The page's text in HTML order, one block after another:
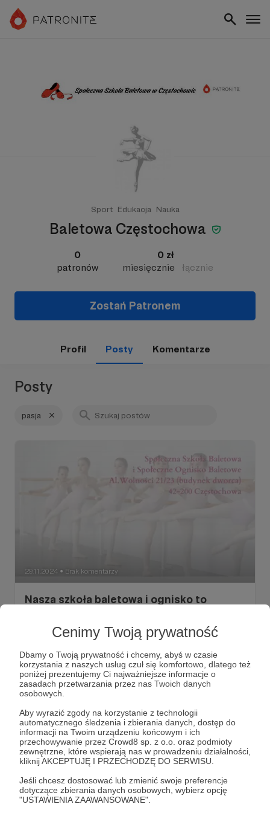
Cenimy Twoją prywatność
Dbamy o Twoją prywatność i chcemy, abyś w czasie
korzystania z naszych usług czuł się komfortowo, dlatego też
poniżej prezentujemy Ci najważniejsze informacje o
zasadach przetwarzania przez nas Twoich danych
osobowych.
Aby wyrazić zgody na korzystanie z technologii
automatycznego śledzenia i zbierania danych, dostęp do
informacji na Twoim urządzeniu końcowym i ich
przechowywanie przez Crowd8 sp. z o.o. oraz podmioty
zewnętrzne, które wspierają nas w prowadzeniu działalności,
kliknij AKCEPTUJĘ I PRZECHODZĘ DO SERWISU.
Jeśli chcesz dostosować lub zmienić swoje preferencje
dotyczące zbierania danych osobowych, wybierz opcję
"USTAWIENIA ZAAWANSOWANE".
Sport Edukacja Nauka
Baletowa Częstochowa
0
patronów
0 zł
miesięcznie
łącznie
Zostań Patronem
Profil Posty Komentarze
Posty
pasja
29.11.2024 ● Brak komentarzy
Nasza szkoła baletowa i ognisko to
pragną, aby ich dziecko rozwijało pasję do
baletu w środowisku całkowicie oddanym
tej sztuce
Nasza szkoła baletowa i ognisko to doskonały wybór dla
rodziców, którzy pragną, aby ich dziecko rozwijało pasję
do baletu w środowisku całkowicie oddanym tej sztuce.
balet baletnice taniec +7